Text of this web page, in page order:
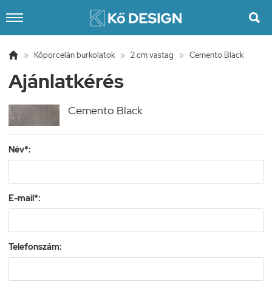

 » Kőporcelán burkolatok » 2 cm vastag » Cemento Black
Ajánlatkérés
Cemento Black
Név*:
E-mail*:
Telefonszám: